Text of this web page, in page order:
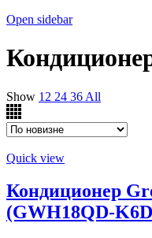
Open sidebar
Show 12 24 36 All
Quick view
Кондиционер
(GWH18QD-